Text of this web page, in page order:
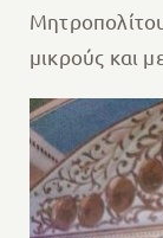
μικρούς και